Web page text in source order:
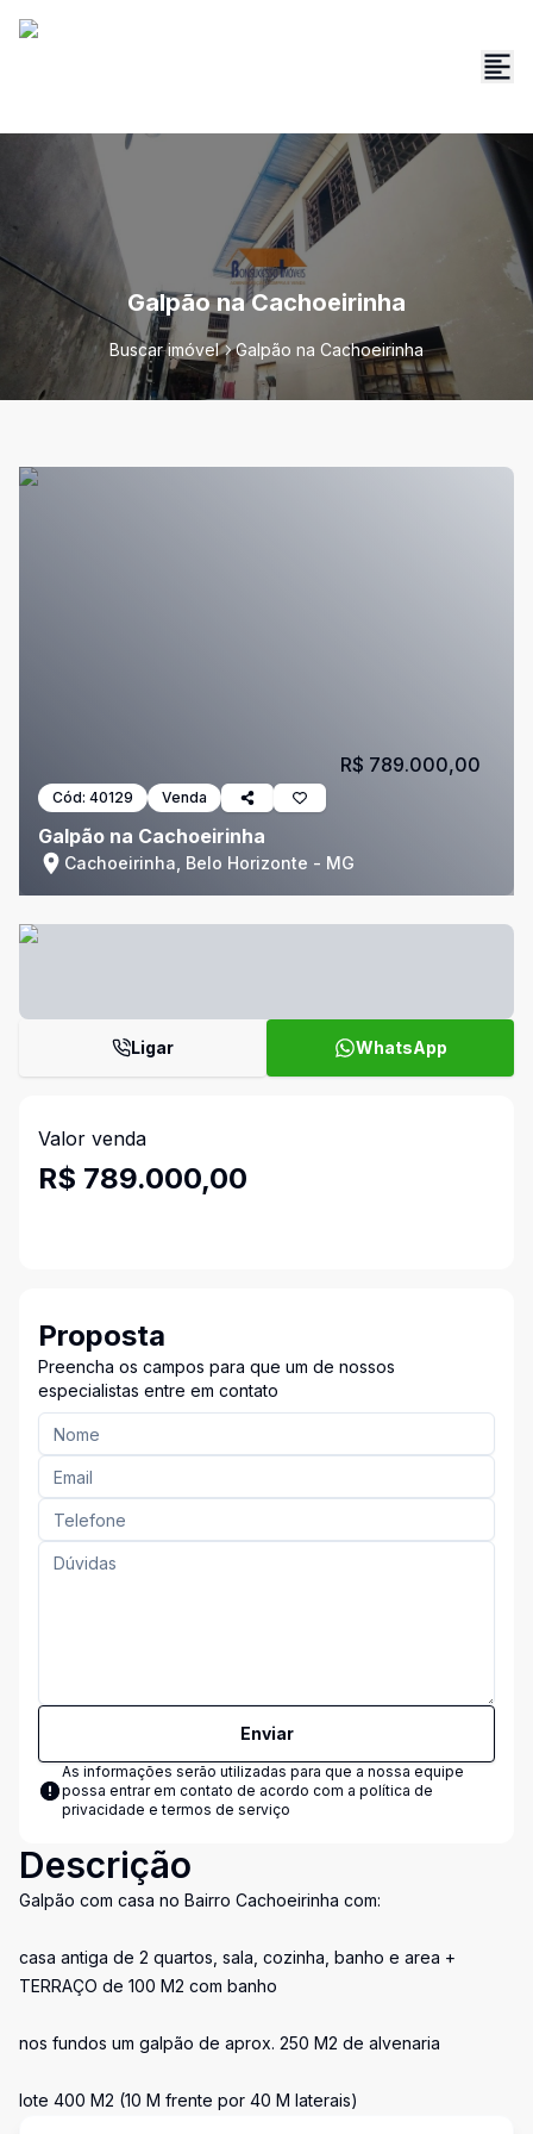
Galpão na Cachoeirinha
Buscar imóvel Galpão na Cachoeirinha
Cód: 40129 Venda
Galpão na Cachoeirinha
Cachoeirinha, Belo Horizonte - MG
R$ 789.000,00
Ligar WhatsApp
Valor venda
R$ 789.000,00
Proposta
Preencha os campos para que um de nossos
especialistas entre em contato
Enviar
As informações serão utilizadas para que a nossa equipe
possa entrar em contato de acordo com a política de
privacidade e termos de serviço
Descrição
Galpão com casa no Bairro Cachoeirinha com:
casa antiga de 2 quartos, sala, cozinha, banho e area +
TERRAÇO de 100 M2 com banho
nos fundos um galpão de aprox. 250 M2 de alvenaria
lote 400 M2 (10 M frente por 40 M laterais)